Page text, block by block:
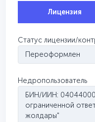
Лицензия
Статус лицензии/
Переоформлен
Недропользователь
БИН/ИИН:
ограниченной
жолдары"